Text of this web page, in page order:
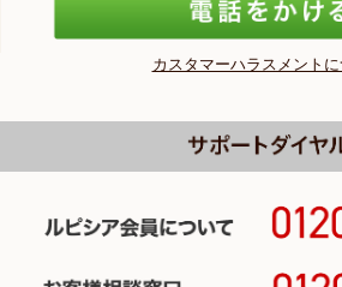
カスタマーハラスメント